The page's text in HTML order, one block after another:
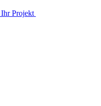
Projekt